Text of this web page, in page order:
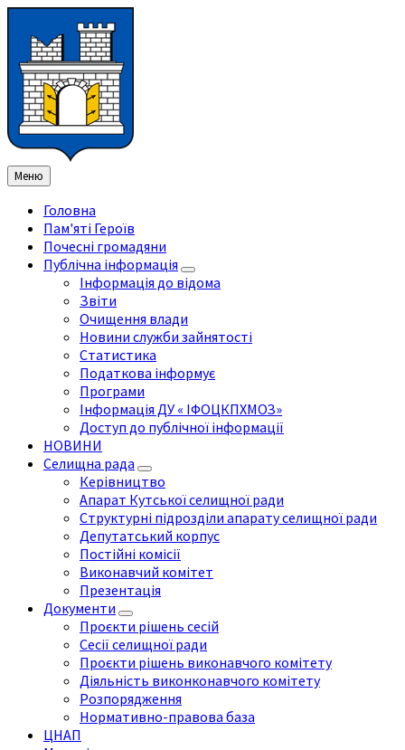
змісту
ліву
бічну
панель
праву
бічну
панель
нижнього
колонтитула
Меню
Головна
Пам'яті Героїв
Почесні громадяни
Публічна інформація
Інформація до відома
Звіти
Очищення влади
Новини служби зайнятості
Статистика
Податкова інформує
Програми
Інформація ДУ « ІФОЦКПХМОЗ»
Доступ до публічної інформації
НОВИНИ
Селищна рада
Керівництво
Апарат Кутської селищної ради
Структурні підрозділи апарату селищної ради
Депутатський корпус
Постійні комісії
Виконавчий комітет
Презентація
Документи
Проєкти рішень сесій
Сесії селищної ради
Проєкти рішень виконавчого комітету
Діяльність виконконавчого комітету
Розпорядження
Нормативно-правова база
ЦНАП